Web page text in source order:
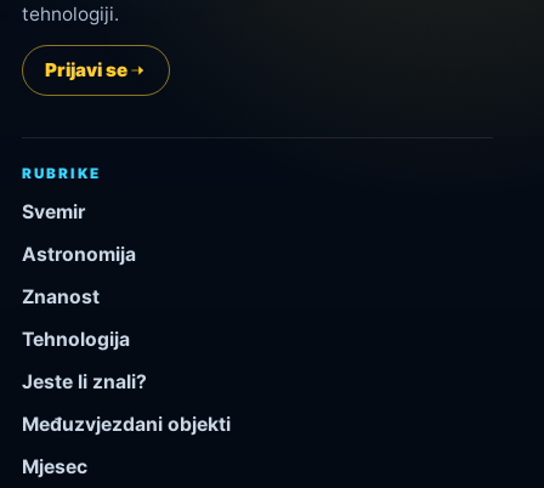
tehnologiji.
Prijavi se
RUBRIKE
Svemir
Astronomija
Znanost
Tehnologija
Jeste li znali?
Međuzvjezdani objekti
Mjesec